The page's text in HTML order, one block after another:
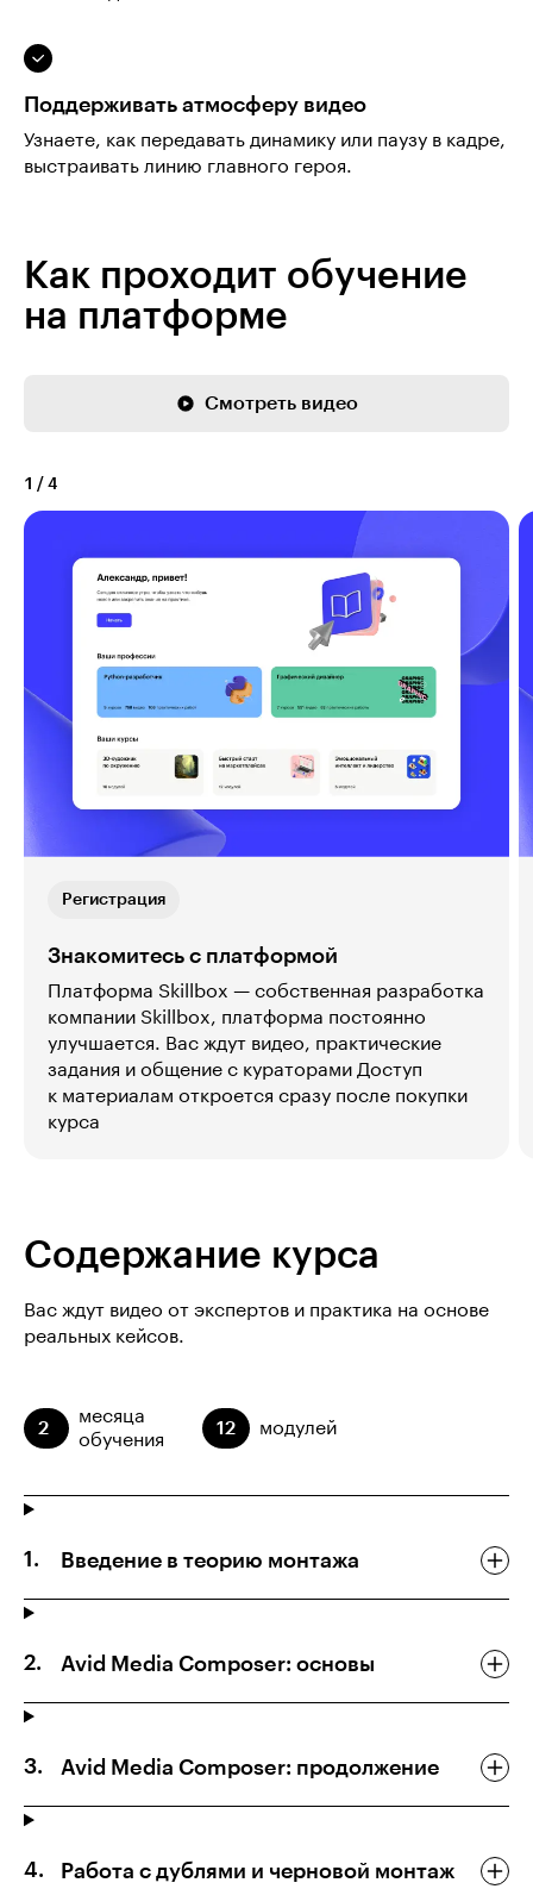
Поддерживать атмосферу видео
Узнаете, как передавать динамику или паузу в кадре,
выстраивать линию главного героя.
Как проходит обучение
на платформе
Смотреть видео
1 / 4
Регистрация
Знакомитесь с платформой
Платформа Skillbox — собственная разработка
компании Skillbox, платформа постоянно
улучшается. Вас ждут видео, практические
задания и общение с кураторами Доступ
к материалам откроется сразу после покупки
курса
Содержание курса
Вас ждут видео от экспертов и практика на основе
реальных кейсов.
2
месяца
обучения
12 модулей
Введение в теорию монтажа
Avid Media Composer: основы
Avid Media Composer: продолжение
Работа с дублями и черновой монтаж